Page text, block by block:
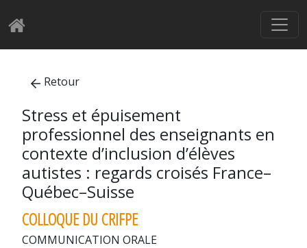
Retour
Stress et épuisement
professionnel des enseignants en
contexte d’inclusion d’élèves
autistes : regards croisés France–
Québec–Suisse
COLLOQUE DU CRIFPE
COMMUNICATION ORALE